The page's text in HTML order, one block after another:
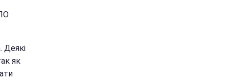
Деякі
як